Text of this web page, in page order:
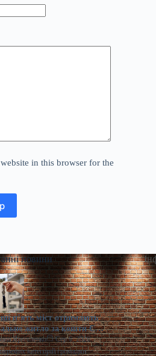
in this browser for the
новини
п’ять міст отримають
житло за кошти ЄІБ
Ярмоленко
Сер 6, 2026
категорій громадян